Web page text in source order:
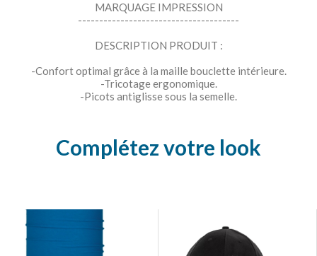
MARQUAGE IMPRESSION
--------------------------------------
DESCRIPTION PRODUIT :
-Confort optimal grâce à la maille bouclette intérieure.
-Tricotage ergonomique.
-Picots antiglisse sous la semelle.
Complétez votre look